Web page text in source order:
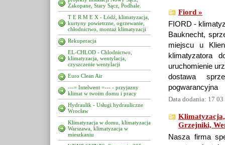
Zakopane, Stary Sącz, Podhale.
T E R M E X - Łódź, klimatyzacja,
kurtyny powietrzne, ogrzewanie,
chłodnictwo, montaż klimatyzacji
Rekuperacja
EL-CHŁOD - Chlodnictwo,
klimatyzacja, wentylacja,
czyszczenie wentylacji
Euro Clean Air
---= Intelwent =--- - przyjazny
klimat w twoim domu i pracy
Hydraulik - Usługi hydrauliczne
Wrocław
Klimatyzacja w domu, klimatyzacja
Warszawa, klimatyzacja w
mieszkaniu
Fiord »
FIORD -
Bauknecht,
miejscu u
klimatyzatora
uruchomienie
dostawa
pogwarancyjna
Data dodania: 17
Klimatyzacja,
Grzejniki,
Nasza firma